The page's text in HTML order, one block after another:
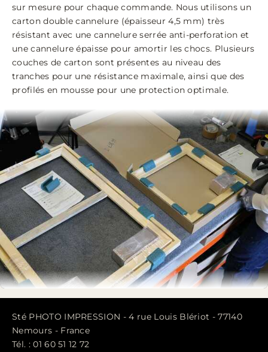
sur mesure pour chaque commande. Nous utilisons un
carton double cannelure (épaisseur 4,5 mm) très
résistant avec une cannelure serrée anti-perforation et
une cannelure épaisse pour amortir les chocs. Plusieurs
couches de carton sont présentes au niveau des
tranches pour une résistance maximale, ainsi que des
profilés en mousse pour une protection optimale.
Sté PHOTO IMPRESSION - 4 rue Louis Blériot - 77140
Nemours - France
Tél. : 01 60 51 12 72